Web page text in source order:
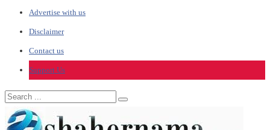
Advertise with us
Disclaimer
Contact us
Support Us